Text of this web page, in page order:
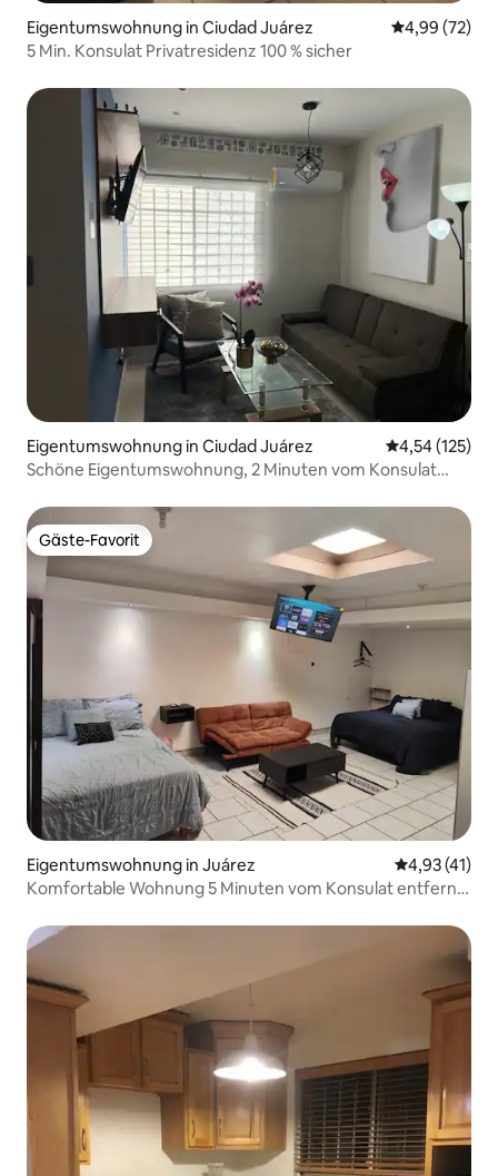
Eigentumswohnung in Ciudad Juárez
4,99 (72)
5 Min. Konsulat Privatresidenz 100 % sicher
Eigentumswohnung in Ciudad Juárez
4,54 (125)
Schöne Eigentumswohnung, 2 Minuten vom Konsulat
Gäste-Favorit
Gäste-Favorit
Eigentumswohnung in Juárez
4,93 (41)
Komfortable Wohnung 5 Minuten vom Konsulat entfernt.